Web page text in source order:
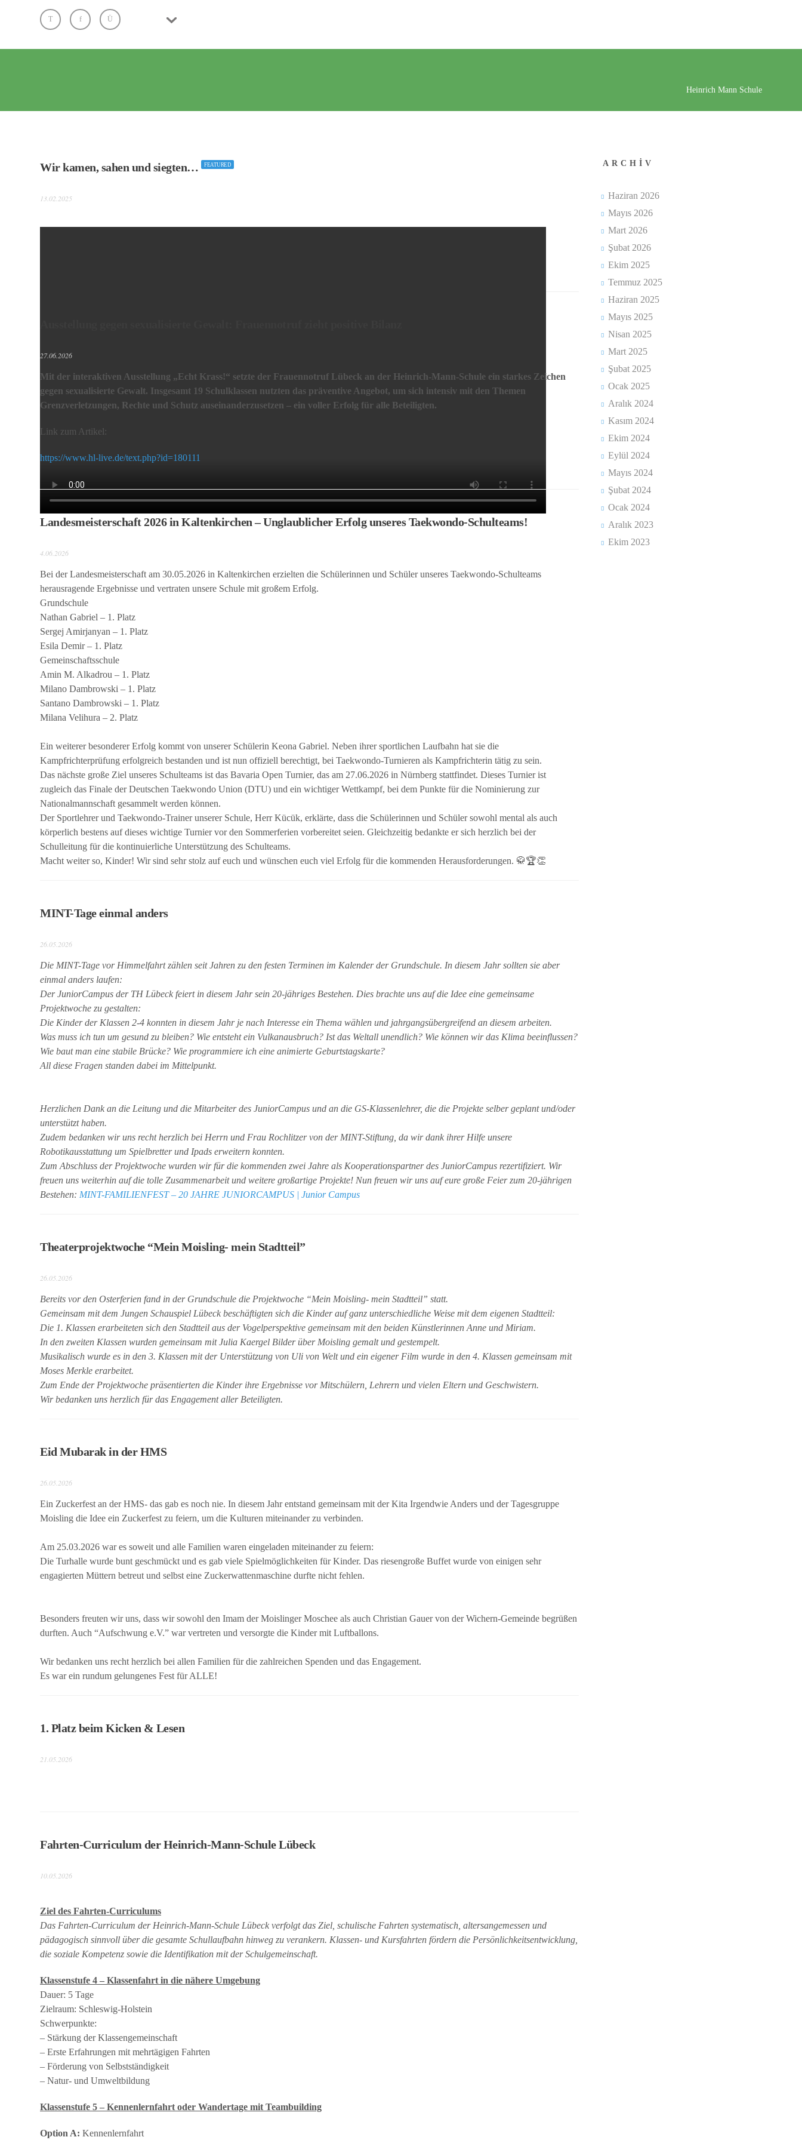
Heinrich Mann Schule
Wir kamen, sahen und siegten… FEATURED
13.02.2025
27.06.2026
Mit der interaktiven Ausstellung „Echt Krass!“ setzte der Frauennotruf Lübeck an der Heinrich-Mann-Schule ein starkes Zeichen
gegen sexualisierte Gewalt. Insgesamt 19 Schulklassen nutzten das präventive Angebot, um sich intensiv mit den Themen
Grenzverletzungen, Rechte und Schutz auseinanderzusetzen – ein voller Erfolg für alle Beteiligten.
Link zum Artikel:
https://www.hl-live.de/text.php?id=180111
Landesmeisterschaft 2026 in Kaltenkirchen – Unglaublicher Erfolg unseres Taekwondo-Schulteams!
4.06.2026
Bei der Landesmeisterschaft am 30.05.2026 in Kaltenkirchen erzielten die Schülerinnen und Schüler unseres Taekwondo-Schulteams
herausragende Ergebnisse und vertraten unsere Schule mit großem Erfolg.
Grundschule
Nathan Gabriel – 1. Platz
Sergej Amirjanyan – 1. Platz
Esila Demir – 1. Platz
Gemeinschaftsschule
Amin M. Alkadrou – 1. Platz
Milano Dambrowski – 1. Platz
Santano Dambrowski – 1. Platz
Milana Velihura – 2. Platz
Ein weiterer besonderer Erfolg kommt von unserer Schülerin Keona Gabriel. Neben ihrer sportlichen Laufbahn hat sie die
Kampfrichterprüfung erfolgreich bestanden und ist nun offiziell berechtigt, bei Taekwondo-Turnieren als Kampfrichterin tätig zu sein.
Das nächste große Ziel unseres Schulteams ist das Bavaria Open Turnier, das am 27.06.2026 in Nürnberg stattfindet. Dieses Turnier ist
zugleich das Finale der Deutschen Taekwondo Union (DTU) und ein wichtiger Wettkampf, bei dem Punkte für die Nominierung zur
Nationalmannschaft gesammelt werden können.
Der Sportlehrer und Taekwondo-Trainer unserer Schule, Herr Kücük, erklärte, dass die Schülerinnen und Schüler sowohl mental als auch
körperlich bestens auf dieses wichtige Turnier vor den Sommerferien vorbereitet seien. Gleichzeitig bedankte er sich herzlich bei der
Schulleitung für die kontinuierliche Unterstützung des Schulteams.
Macht weiter so, Kinder! Wir sind sehr stolz auf euch und wünschen euch viel Erfolg für die kommenden Herausforderungen. 🥋🏆👏
MINT-Tage einmal anders
26.05.2026
Die MINT-Tage vor Himmelfahrt zählen seit Jahren zu den festen Terminen im Kalender der Grundschule. In diesem Jahr sollten sie aber
einmal anders laufen:
Der JuniorCampus der TH Lübeck feiert in diesem Jahr sein 20-jähriges Bestehen. Dies brachte uns auf die Idee eine gemeinsame
Projektwoche zu gestalten:
Die Kinder der Klassen 2-4 konnten in diesem Jahr je nach Interesse ein Thema wählen und jahrgangsübergreifend an diesem arbeiten.
Was muss ich tun um gesund zu bleiben? Wie entsteht ein Vulkanausbruch? Ist das Weltall unendlich? Wie können wir das Klima beeinflussen?
Wie baut man eine stabile Brücke? Wie programmiere ich eine animierte Geburtstagskarte?
All diese Fragen standen dabei im Mittelpunkt.
Herzlichen Dank an die Leitung und die Mitarbeiter des JuniorCampus und an die GS-Klassenlehrer, die die Projekte selber geplant und/oder
unterstützt haben.
Zudem bedanken wir uns recht herzlich bei Herrn und Frau Rochlitzer von der MINT-Stiftung, da wir dank ihrer Hilfe unsere
Robotikausstattung um Spielbretter und Ipads erweitern konnten.
Zum Abschluss der Projektwoche wurden wir für die kommenden zwei Jahre als Kooperationspartner des JuniorCampus rezertifiziert. Wir
freuen uns weiterhin auf die tolle Zusammenarbeit und weitere großartige Projekte! Nun freuen wir uns auf eure große Feier zum 20-jährigen
Bestehen: MINT-FAMILIENFEST – 20 JAHRE JUNIORCAMPUS | Junior Campus
Theaterprojektwoche “Mein Moisling- mein Stadtteil”
26.05.2026
Bereits vor den Osterferien fand in der Grundschule die Projektwoche “Mein Moisling- mein Stadtteil” statt.
Gemeinsam mit dem Jungen Schauspiel Lübeck beschäftigten sich die Kinder auf ganz unterschiedliche Weise mit dem eigenen Stadtteil:
Die 1. Klassen erarbeiteten sich den Stadtteil aus der Vogelperspektive gemeinsam mit den beiden Künstlerinnen Anne und Miriam.
In den zweiten Klassen wurden gemeinsam mit Julia Kaergel Bilder über Moisling gemalt und gestempelt.
Musikalisch wurde es in den 3. Klassen mit der Unterstützung von Uli von Welt und ein eigener Film wurde in den 4. Klassen gemeinsam mit
Moses Merkle erarbeitet.
Zum Ende der Projektwoche präsentierten die Kinder ihre Ergebnisse vor Mitschülern, Lehrern und vielen Eltern und Geschwistern.
Wir bedanken uns herzlich für das Engagement aller Beteiligten.
Eid Mubarak in der HMS
26.05.2026
Ein Zuckerfest an der HMS- das gab es noch nie. In diesem Jahr entstand gemeinsam mit der Kita Irgendwie Anders und der Tagesgruppe
Moisling die Idee ein Zuckerfest zu feiern, um die Kulturen miteinander zu verbinden.
Am 25.03.2026 war es soweit und alle Familien waren eingeladen miteinander zu feiern:
Die Turhalle wurde bunt geschmückt und es gab viele Spielmöglichkeiten für Kinder. Das riesengroße Buffet wurde von einigen sehr
engagierten Müttern betreut und selbst eine Zuckerwattenmaschine durfte nicht fehlen.
Besonders freuten wir uns, dass wir sowohl den Imam der Moislinger Moschee als auch Christian Gauer von der Wichern-Gemeinde begrüßen
durften. Auch “Aufschwung e.V.” war vertreten und versorgte die Kinder mit Luftballons.
Wir bedanken uns recht herzlich bei allen Familien für die zahlreichen Spenden und das Engagement.
Es war ein rundum gelungenes Fest für ALLE!
1. Platz beim Kicken & Lesen
21.05.2026
Fahrten-Curriculum der Heinrich-Mann-Schule Lübeck
10.05.2026
Ziel des Fahrten-Curriculums
Das Fahrten-Curriculum der Heinrich-Mann-Schule Lübeck verfolgt das Ziel, schulische Fahrten systematisch, altersangemessen und
pädagogisch sinnvoll über die gesamte Schullaufbahn hinweg zu verankern. Klassen- und Kursfahrten fördern die Persönlichkeitsentwicklung,
die soziale Kompetenz sowie die Identifikation mit der Schulgemeinschaft.
Klassenstufe 4 – Klassenfahrt in die nähere Umgebung
Dauer: 5 Tage
Zielraum: Schleswig-Holstein
Schwerpunkte:
– Stärkung der Klassengemeinschaft
– Erste Erfahrungen mit mehrtägigen Fahrten
– Förderung von Selbstständigkeit
– Natur- und Umweltbildung
Klassenstufe 5 – Kennenlernfahrt oder Wandertage mit Teambuilding
Option A: Kennenlernfahrt
ARCHIV
Haziran 2026
Mayıs 2026
Mart 2026
Şubat 2026
Ekim 2025
Temmuz 2025
Haziran 2025
Mayıs 2025
Nisan 2025
Mart 2025
Şubat 2025
Ocak 2025
Aralık 2024
Kasım 2024
Ekim 2024
Eylül 2024
Mayıs 2024
Şubat 2024
Ocak 2024
Aralık 2023
Ekim 2023